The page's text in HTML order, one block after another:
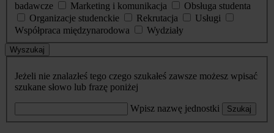
badawcze
Marketing i komunikacja
Obsługa studenta
Organizacje studenckie
Rekrutacja
Usługi
Współpraca międzynarodowa
Wydziały
Wyszukaj
Jeżeli nie znalazłeś tego czego szukałeś zawsze możesz wpisać
szukane słowo lub frazę poniżej
Wpisz nazwę jednostki Szukaj